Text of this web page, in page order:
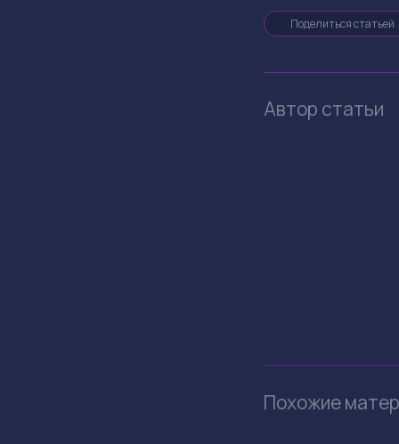
Поделиться статьей
Автор статьи
Похожие